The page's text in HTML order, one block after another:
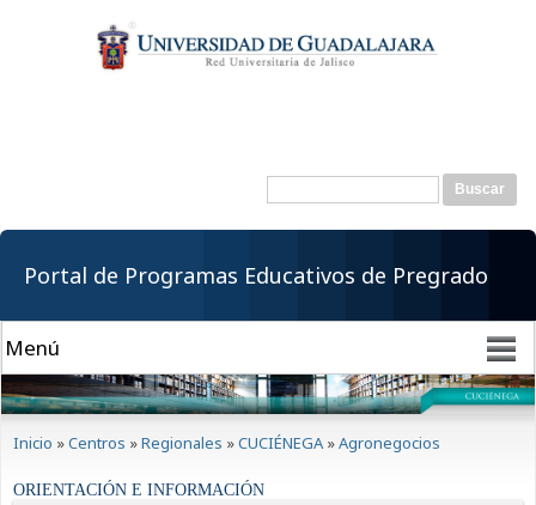
contenido
principal
Formulario de
Buscar
Portal de Programas Educativos de Pregrado
Inicio »Centros »Regionales »CUCIÉNEGA »Agronegocios
ORIENTACIÓN E INFORMACIÓN